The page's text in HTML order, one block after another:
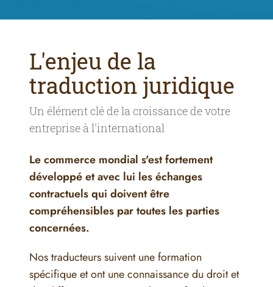
L'enjeu de la
traduction juridique
Un élément clé de la croissance de votre
entreprise à l'international
Le commerce mondial s'est fortement
développé et avec lui les échanges
contractuels qui doivent être
compréhensibles par toutes les parties
concernées.
Nos traducteurs suivent une formation
spécifique et ont une connaissance du droit et